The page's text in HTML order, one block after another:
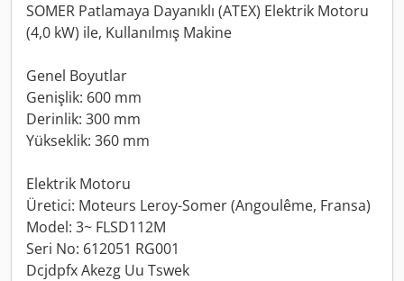
SOMER Patlamaya Dayanıklı (ATEX) Elektrik Motoru
(4,0 kW) ile, Kullanılmış Makine
Genel Boyutlar
Genişlik: 600 mm
Derinlik: 300 mm
Yükseklik: 360 mm
Elektrik Motoru
Üretici: Moteurs Leroy-Somer (Angoulême, Fransa)
Model: 3~ FLSD112M
Seri No: 612051 RG001
Dcjdpfx Akezg Uu Tswek